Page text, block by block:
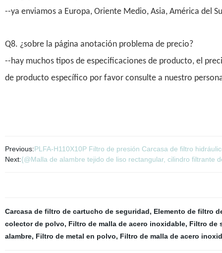
--ya enviamos a Europa, Oriente Medio, Asia, América del
Q8. ¿sobre la página anotación problema de precio?
--hay muchos tipos de especificaciones de producto, el
de producto específico por favor consulte a nuestro
Previous:PLFA-H110X10P Filtro de presión Carcasa de filtro
Next:{@Malla de alambre tejido de liso rectangular, cilindro filtrante
Carcasa de filtro de cartucho de seguridad, Elemento de filtro
colector de polvo, Filtro de malla de acero inoxidable, Filtro de
alambre, Filtro de metal en polvo, Filtro de malla de acero